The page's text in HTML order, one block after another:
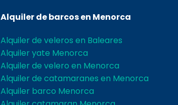
Alquiler de barcos en Menorca
Alquiler de veleros en Baleares
Alquiler yate Menorca
Alquiler de velero en Menorca
Alquiler de catamaranes en Menorca
Alquiler barco Menorca